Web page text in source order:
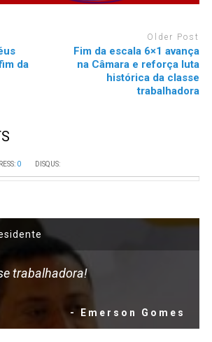
da
Older Post
Fim da escala 6×1 avança
na Câmara e reforça luta
histórica da classe
trabalhadora
0 DISQUS:
trabalhadora!
- Emerson Gomes